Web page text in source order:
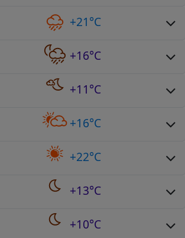
+21°C
+16°C
+11°C
+16°C
+22°C
+13°C
+10°C